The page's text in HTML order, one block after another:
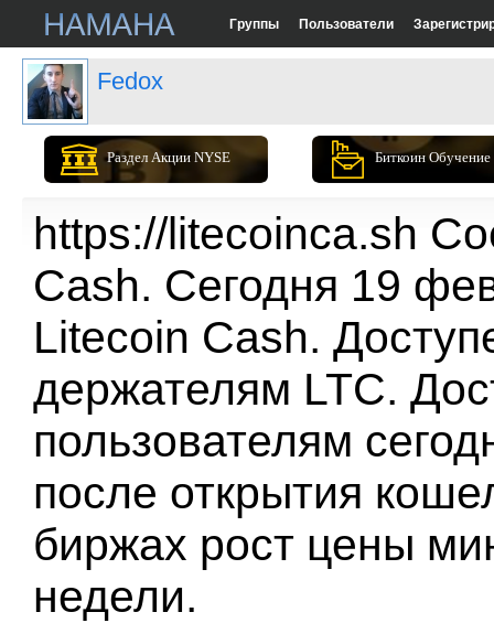
Группы Пользователи
Fedox
Раздел Акции NYSE Биткоин Обучение
https://litecoinca.sh
Cash. Сегодня 19
Litecoin Cash.
держателям LTC.
пользователям
после открытия
биржах рост цены
недели.